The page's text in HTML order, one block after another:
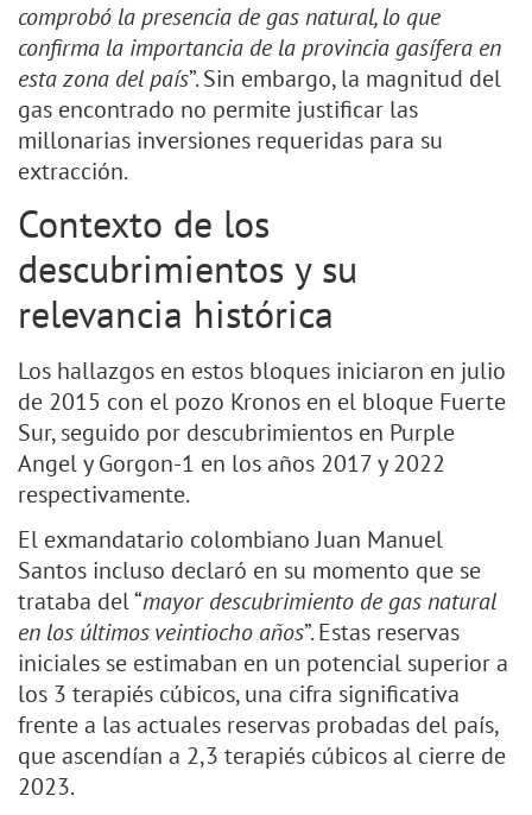
comprobó la presencia de gas natural, lo que
confirma la importancia de la provincia gasífera en
esta zona del país”. Sin embargo, la magnitud del
gas encontrado no permite justificar las
millonarias inversiones requeridas para su
extracción.
Contexto de los
descubrimientos y su
relevancia histórica
Los hallazgos en estos bloques iniciaron en julio
de 2015 con el pozo Kronos en el bloque Fuerte
Sur, seguido por descubrimientos en Purple
Angel y Gorgon-1 en los años 2017 y 2022
respectivamente.
El exmandatario colombiano Juan Manuel
Santos incluso declaró en su momento que se
trataba del “mayor descubrimiento de gas natural
en los últimos veintiocho años”. Estas reservas
iniciales se estimaban en un potencial superior a
los 3 terapiés cúbicos, una cifra significativa
frente a las actuales reservas probadas del país,
que ascendían a 2,3 terapiés cúbicos al cierre de
2023.